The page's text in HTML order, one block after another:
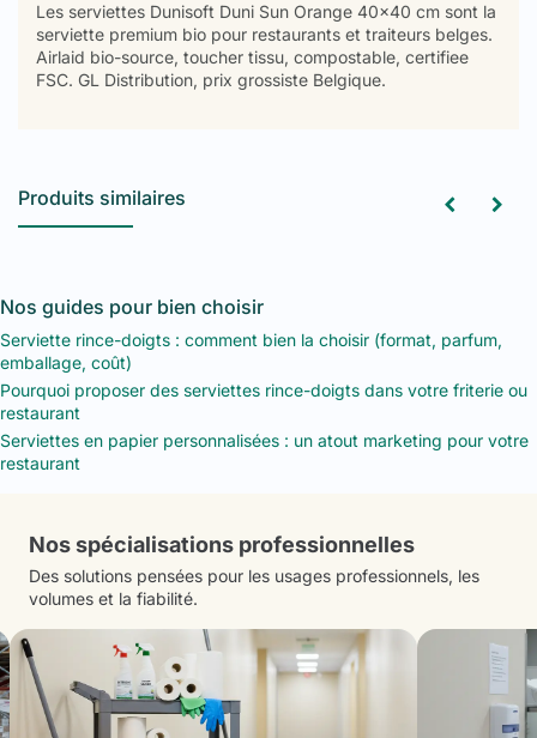
Les serviettes Dunisoft Duni Sun Orange 40x40 cm sont la
serviette premium bio pour restaurants et traiteurs belges.
Airlaid bio-source, toucher tissu, compostable, certifiee
FSC. GL Distribution, prix grossiste Belgique.
Produits similaires
Nos guides pour bien choisir
Serviette rince-doigts : comment bien la choisir (format, parfum,
emballage, coût)
Pourquoi proposer des serviettes rince-doigts dans votre friterie ou
restaurant
Serviettes en papier personnalisées : un atout marketing pour votre
restaurant
Nos spécialisations professionnelles
Des solutions pensées pour les usages professionnels, les
volumes et la fiabilité.